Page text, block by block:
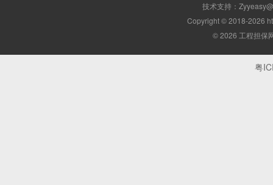
技术支持：
Copyright © 2018-2026
© 2026 工程担保
粤